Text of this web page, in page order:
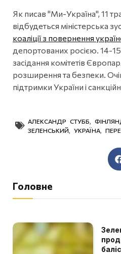
Як писав "Ми-Україна", 11
відбудеться міністерська
коаліції з повернення
депортованих росією. 14-
засідання комітетів
розширення та безпеки.
підтримки України і
АЛЕКСАНДР СТУББ
ЗЕЛЕНСЬКИЙ
УКРАЇНА
Головне